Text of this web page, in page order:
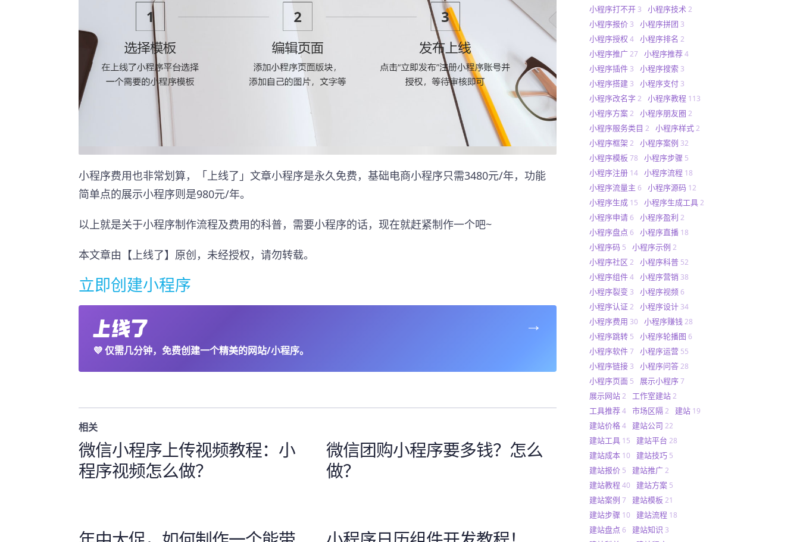
小程序费用也非常划算，「上线了」文章小程序是永久免费，基础电商小程序只需3480元/年，功能
简单点的展示小程序则是980元/年。
以上就是关于小程序制作流程及费用的科普，需要小程序的话，现在就赶紧制作一个吧~
本文章由【上线了】原创，未经授权，请勿转载。
立即创建小程序
💜仅需几分钟，免费创建一个精美的网站/小程序。
→
相关
微信小程序上传视频教程：小
程序视频怎么做？
微信团购小程序要多钱？怎么
做？
小程序打不开 3 小程序技术 2
小程序报价 3 小程序拼团 3
小程序授权 4 小程序排名 2
小程序推广 27 小程序推荐 4
小程序插件 3 小程序搜索 3
小程序搭建 3 小程序支付 3
小程序改名字 2 小程序教程 113
小程序方案 2 小程序朋友圈 2
小程序服务类目 2 小程序样式 2
小程序框架 2 小程序案例 32
小程序模板 78 小程序步骤 5
小程序注册 14 小程序流程 18
小程序流量主 6 小程序源码 12
小程序生成 15 小程序生成工具 2
小程序申请 6 小程序盈利 2
小程序盘点 6 小程序直播 18
小程序码 5 小程序示例 2
小程序社区 2 小程序科普 52
小程序组件 4 小程序营销 38
小程序裂变 3 小程序视频 6
小程序认证 2 小程序设计 34
小程序费用 30 小程序赚钱 28
小程序跳转 5 小程序轮播图 6
小程序软件 7 小程序运营 55
小程序链接 3 小程序问答 28
小程序页面 5 展示小程序 7
展示网站 2 工作室建站 2
工具推荐 4 市场区隔 2 建站 19
建站价格 4 建站公司 22
建站工具 15 建站平台 28
建站成本 10 建站技巧 5
建站报价 5 建站推广 2
建站教程 40 建站方案 5
建站案例 7 建站模板 21
建站步骤 10 建站流程 18
建站盘点 6 建站知识 3